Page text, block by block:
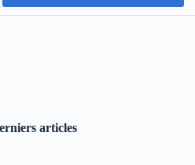
articles